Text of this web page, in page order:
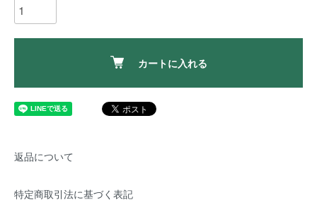
カートに入れる
返品について
特定商取引法に基づく表記